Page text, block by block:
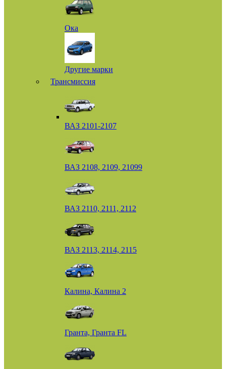
Ока
Другие марки
Трансмиссия
ВАЗ 2101-2107
ВАЗ 2108, 2109, 21099
ВАЗ 2110, 2111, 2112
ВАЗ 2113, 2114, 2115
Калина, Калина 2
Гранта, Гранта FL